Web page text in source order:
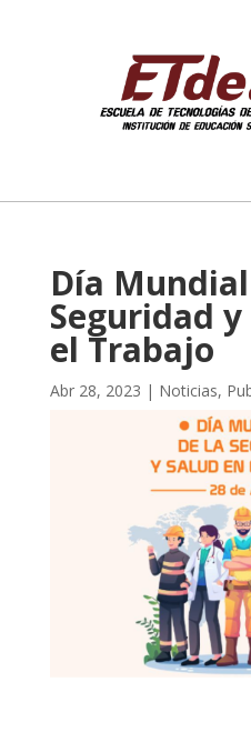
Día
Seguridad
el Trabajo
Abr 28, 2023 | Noticias,